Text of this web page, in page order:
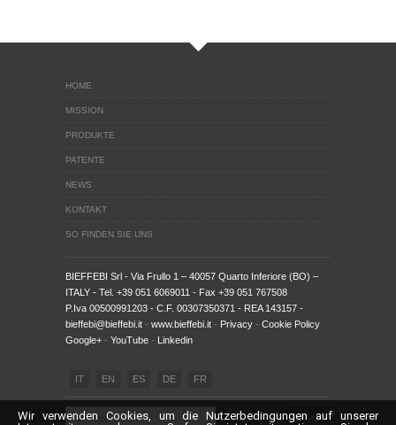
HOME
MISSION
PRODUKTE
PATENTE
NEWS
KONTAKT
SO FINDEN SIE UNS
BIEFFEBI Srl - Via Frullo 1 – 40057 Quarto Inferiore (BO) –
ITALY - Tel. +39 051 6069011 - Fax +39 051 767508
P.Iva 00500991203 - C.F. 00307350371 - REA 143157 -
bieffebi@bieffebi.it - www.bieffebi.it - Privacy - Cookie Policy
Google+ - YouTube - Linkedin
IT EN ES DE FR
Wir verwenden Cookies, um die Nutzerbedingungen auf unserer